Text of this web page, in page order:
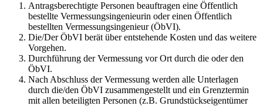
Antragsberechtigte Personen beauftragen eine Öffentlich
bestellte Vermessungsingenieurin oder einen Öffentlich
bestellten Vermessungsingenieur (ÖbVI).
Die/Der ÖbVI berät über entstehende Kosten und das weitere
Vorgehen.
Durchführung der Vermessung vor Ort durch die oder den
ÖbVI.
Nach Abschluss der Vermessung werden alle Unterlagen
durch die/den ÖbVI zusammengestellt und ein Grenztermin
mit allen beteiligten Personen (z.B. Grundstückseigentümer